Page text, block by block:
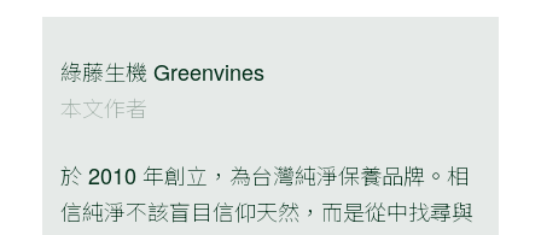
綠藤生機 Greenvines
本文作者
於 2010 年創立，為台灣純淨保養品牌。相
信純淨不該盲目信仰天然，而是從中找尋與